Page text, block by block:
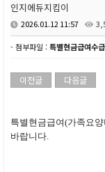
인지에듀지킴이
2026.01.12 11:57
- 첨부파일 :특별현금급여수
이전글 다음글
특별현금급여(가족요
바랍니다.